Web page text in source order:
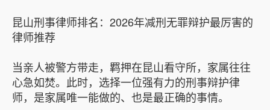
昆山刑事律师排名：2026年减刑无罪辩护最厉害的
律师推荐
当亲人被警方带走，羁押在昆山看守所，家属往往
心急如焚。此时，选择一位强有力的刑事辩护律
师，是家属唯一能做的、也是最正确的事情。